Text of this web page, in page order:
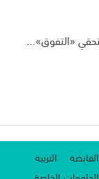
«التفوق»…
التربية